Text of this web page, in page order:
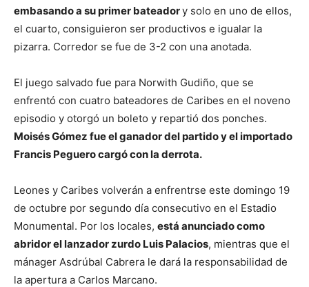
embasando a su primer bateadory solo en uno de ellos,
el cuarto, consiguieron ser productivos e igualar la
pizarra. Corredor se fue de 3-2 con una anotada.
El juego salvado fue para Norwith Gudiño, que se
enfrentó con cuatro bateadores de Caribes en el noveno
episodio y otorgó un boleto y repartió dos ponches.
Moisés Gómez fue el ganador del partido y el importado
Francis Peguero cargó con la derrota.
Leones y Caribes volverán a enfrentrse este domingo 19
de octubre por segundo día consecutivo en el Estadio
Monumental. Por los locales, está anunciado como
abridor el lanzador zurdo Luis Palacios, mientras que el
mánager Asdrúbal Cabrera le dará la responsabilidad de
la apertura a Carlos Marcano.